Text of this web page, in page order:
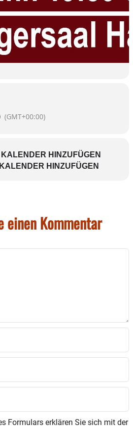
(GMT+00:00)
HINZUFÜGEN
HINZUFÜGEN
einen Kommentar
Formulars erklären Sie sich mit der